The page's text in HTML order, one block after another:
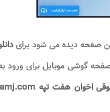
صفحه دیده می شود برای
گوشی موبایل برای ورود
اخوان هفت تپه